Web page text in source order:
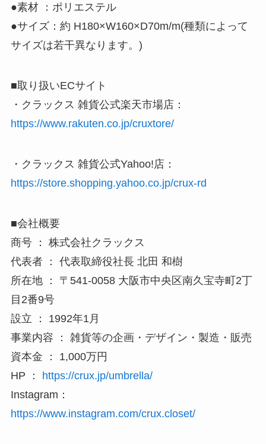
●素材 ：ポリエステル
●サイズ：約 H180×W160×D70m/m(種類によって
サイズは若干異なります。)
■取り扱いECサイト
・クラックス 雑貨公式楽天市場店：
https://www.rakuten.co.jp/cruxtore/
・クラックス 雑貨公式Yahoo!店：
https://store.shopping.yahoo.co.jp/crux-rd
■会社概要
商号 ： 株式会社クラックス
代表者 ： 代表取締役社長 北田 和樹
所在地 ： 〒541-0058 大阪市中央区南久宝寺町2丁
目2番9号
設立 ： 1992年1月
事業内容 ： 雑貨等の企画・デザイン・製造・販売
資本金 ： 1,000万円
HP ： https://crux.jp/umbrella/
Instagram：
https://www.instagram.com/crux.closet/